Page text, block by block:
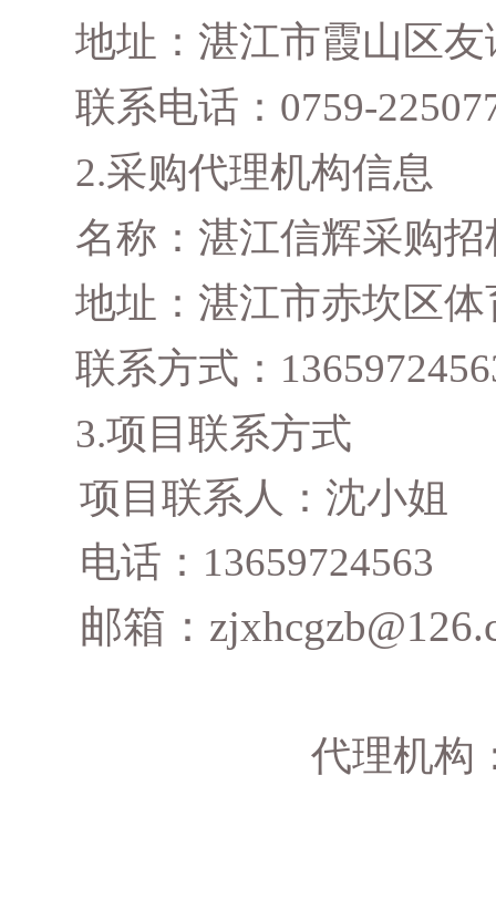
地址：湛江市霞山区友
联系电话： 0759-
2.采购代理机构信息
名称： 湛江信辉采购
地址： 湛江市赤坎区体
联系方式：
3.项目联系方式
项目联系人： 沈小姐
电话： 13659724563
邮箱：
代理机构